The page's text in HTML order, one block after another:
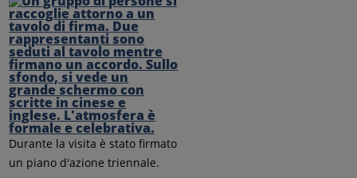
Durante la visita è stato firmato
un piano d'azione triennale.